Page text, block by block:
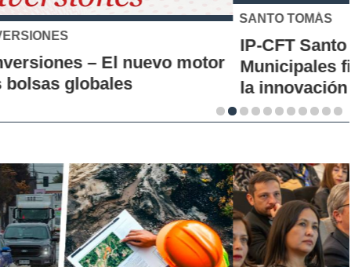
SANTO TOMÁS
IP-CFT Santo Tomás y Red de Hubs
Municipales firman alianza para impulsar
la innovación en los territorios